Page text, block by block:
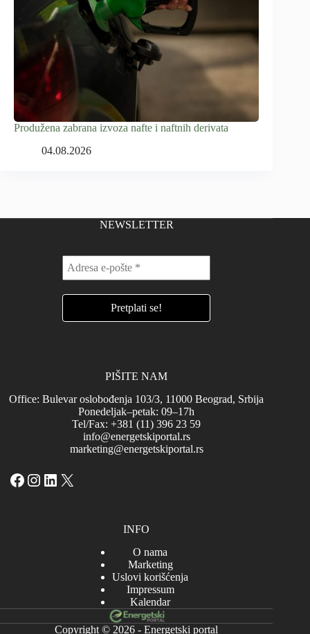
Produžena zabrana izvoza nafte i naftnih derivata
04.08.2026
NEWSLETTER
PIŠITE NAM
Office: Bulevar oslobođenja 103/3, 11000 Beograd, Srbija
Ponedeljak–petak: 09–17h
Tel/Fax: +381 (11) 396 23 59
info@energetskiportal.rs
marketing@energetskiportal.rs
Facebook
Instagram
LinkedIn
X
INFO
O nama
Marketing
Uslovi korišćenja
Impressum
Kalendar
Copyright © 2026 - Energetski portal